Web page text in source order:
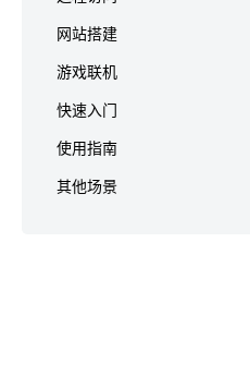
网站搭建
游戏联机
快速入门
使用指南
其他场景